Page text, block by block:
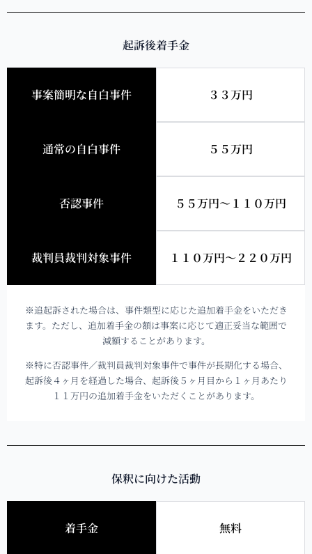
起訴後着手金
事案簡明な自白事件 ３３万円
通常の自白事件 ５５万円
否認事件 ５５万円～１１０万円
裁判員裁判対象事件 １１０万円～２２０万円
※追起訴された場合は、事件類型に応じた追加着手金をいただき
ます。ただし、追加着手金の額は事案に応じて適正妥当な範囲で
減額することがあります。
※特に否認事件／裁判員裁判対象事件で事件が長期化する場合、
起訴後４ヶ月を経過した場合、起訴後５ヶ月目から１ヶ月あたり
１１万円の追加着手金をいただくことがあります。
保釈に向けた活動
着手金 無料